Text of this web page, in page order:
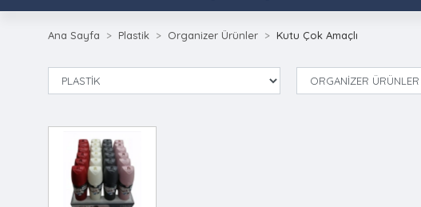
Ana Sayfa Plastik Organizer Ürünler Kutu Çok Amaçlı